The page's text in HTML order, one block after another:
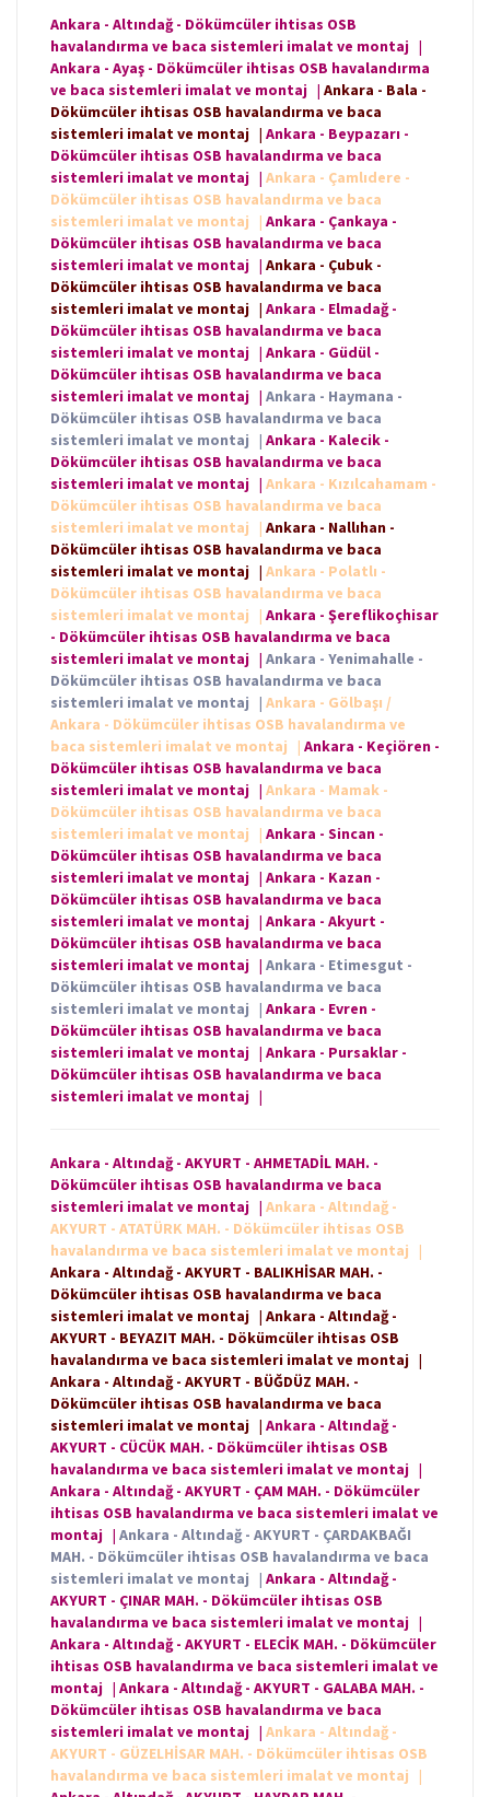
Ankara - Altındağ - Dökümcüler ihtisas OSB
havalandırma ve baca sistemleri imalat ve montaj |
Ankara - Ayaş - Dökümcüler ihtisas OSB havalandırma
ve baca sistemleri imalat ve montaj | Ankara - Bala -
Dökümcüler ihtisas OSB havalandırma ve baca
sistemleri imalat ve montaj | Ankara - Beypazarı -
Dökümcüler ihtisas OSB havalandırma ve baca
sistemleri imalat ve montaj | Ankara - Çamlıdere -
Dökümcüler ihtisas OSB havalandırma ve baca
sistemleri imalat ve montaj | Ankara - Çankaya -
Dökümcüler ihtisas OSB havalandırma ve baca
sistemleri imalat ve montaj | Ankara - Çubuk -
Dökümcüler ihtisas OSB havalandırma ve baca
sistemleri imalat ve montaj | Ankara - Elmadağ -
Dökümcüler ihtisas OSB havalandırma ve baca
sistemleri imalat ve montaj | Ankara - Güdül -
Dökümcüler ihtisas OSB havalandırma ve baca
sistemleri imalat ve montaj | Ankara - Haymana -
Dökümcüler ihtisas OSB havalandırma ve baca
sistemleri imalat ve montaj | Ankara - Kalecik -
Dökümcüler ihtisas OSB havalandırma ve baca
sistemleri imalat ve montaj | Ankara - Kızılcahamam -
Dökümcüler ihtisas OSB havalandırma ve baca
sistemleri imalat ve montaj | Ankara - Nallıhan -
Dökümcüler ihtisas OSB havalandırma ve baca
sistemleri imalat ve montaj | Ankara - Polatlı -
Dökümcüler ihtisas OSB havalandırma ve baca
sistemleri imalat ve montaj | Ankara - Şereflikoçhisar
- Dökümcüler ihtisas OSB havalandırma ve baca
sistemleri imalat ve montaj | Ankara - Yenimahalle -
Dökümcüler ihtisas OSB havalandırma ve baca
sistemleri imalat ve montaj | Ankara - Gölbaşı /
Ankara - Dökümcüler ihtisas OSB havalandırma ve
baca sistemleri imalat ve montaj | Ankara - Keçiören -
Dökümcüler ihtisas OSB havalandırma ve baca
sistemleri imalat ve montaj | Ankara - Mamak -
Dökümcüler ihtisas OSB havalandırma ve baca
sistemleri imalat ve montaj | Ankara - Sincan -
Dökümcüler ihtisas OSB havalandırma ve baca
sistemleri imalat ve montaj | Ankara - Kazan -
Dökümcüler ihtisas OSB havalandırma ve baca
sistemleri imalat ve montaj | Ankara - Akyurt -
Dökümcüler ihtisas OSB havalandırma ve baca
sistemleri imalat ve montaj | Ankara - Etimesgut -
Dökümcüler ihtisas OSB havalandırma ve baca
sistemleri imalat ve montaj | Ankara - Evren -
Dökümcüler ihtisas OSB havalandırma ve baca
sistemleri imalat ve montaj | Ankara - Pursaklar -
Dökümcüler ihtisas OSB havalandırma ve baca
sistemleri imalat ve montaj |
Ankara - Altındağ - AKYURT - AHMETADİL MAH. -
Dökümcüler ihtisas OSB havalandırma ve baca
sistemleri imalat ve montaj | Ankara - Altındağ -
AKYURT - ATATÜRK MAH. - Dökümcüler ihtisas OSB
havalandırma ve baca sistemleri imalat ve montaj
|
Ankara - Altındağ - AKYURT - BALIKHİSAR MAH. -
Dökümcüler ihtisas OSB havalandırma ve baca
sistemleri imalat ve montaj | Ankara - Altındağ -
AKYURT - BEYAZIT MAH. - Dökümcüler ihtisas OSB
havalandırma ve baca sistemleri imalat ve montaj |
Ankara - Altındağ - AKYURT - BÜĞDÜZ MAH. -
Dökümcüler ihtisas OSB havalandırma ve baca
sistemleri imalat ve montaj | Ankara - Altındağ -
AKYURT - CÜCÜK MAH. - Dökümcüler ihtisas OSB
havalandırma ve baca sistemleri imalat ve montaj |
Ankara - Altındağ - AKYURT - ÇAM MAH. - Dökümcüler
ihtisas OSB havalandırma ve baca sistemleri imalat ve
montaj | Ankara - Altındağ - AKYURT - ÇARDAKBAĞI
MAH. - Dökümcüler ihtisas OSB havalandırma ve baca
sistemleri imalat ve montaj | Ankara - Altındağ -
AKYURT - ÇINAR MAH. - Dökümcüler ihtisas OSB
havalandırma ve baca sistemleri imalat ve montaj |
Ankara - Altındağ - AKYURT - ELECİK MAH. - Dökümcüler
ihtisas OSB havalandırma ve baca sistemleri imalat ve
montaj | Ankara - Altındağ - AKYURT - GALABA MAH. -
Dökümcüler ihtisas OSB havalandırma ve baca
sistemleri imalat ve montaj | Ankara - Altındağ -
AKYURT - GÜZELHİSAR MAH. - Dökümcüler ihtisas OSB
havalandırma ve baca sistemleri imalat ve montaj
|